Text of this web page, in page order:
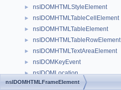
► nsIDOMHTMLStyleElement
► nsIDOMHTMLTableCellElement
► nsIDOMHTMLTableElement
► nsIDOMHTMLTableRowElement
► nsIDOMHTMLTextAreaElement
► nsIDOMKeyEvent
► nsIDOMLocation
► nsIDOMMouseEvent
nsIDOMHTMLFrameElement